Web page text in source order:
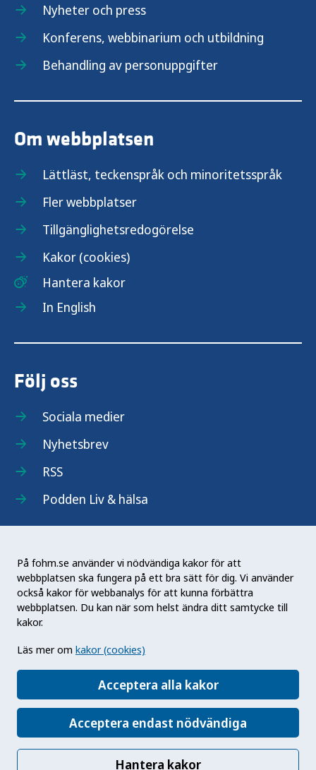
På fohm.se använder vi nödvändiga kakor för att
webbplatsen ska fungera på ett bra sätt för dig. Vi använder
också kakor för webbanalys för att kunna förbättra
webbplatsen. Du kan när som helst ändra ditt samtycke till
kakor.
Läs mer om kakor (cookies)
Acceptera alla kakor
Acceptera endast nödvändiga
Hantera kakor
Nyheter och press
Konferens, webbinarium och utbildning
Behandling av personuppgifter
Om webbplatsen
Lättläst, teckenspråk och minoritetsspråk
Fler webbplatser
Tillgänglighetsredogörelse
Kakor (cookies)
Hantera kakor
In English
Följ oss
Sociala medier
Nyhetsbrev
RSS
Podden Liv & hälsa
Folkhälsomyndigheten (Fohm) är en nationell
kunskapsmyndighet som arbetar för en bättre
folkhälsa. Det gör myndigheten genom att
främja hälsa, förebygga ohälsa och skydda mot
hälsohot. Vår vision är en folkhälsa som stärker
samhällets utveckling.